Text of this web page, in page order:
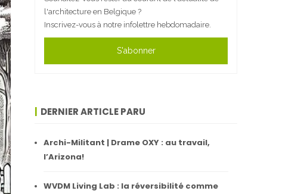
l'architecture en Belgique ?
Inscrivez-vous à notre infolettre hebdomadaire.
S'abonner
DERNIER ARTICLE PARU
Archi-Militant | Drame OXY : au travail,
l’Arizona!
WVDM Living Lab : la réversibilité comme